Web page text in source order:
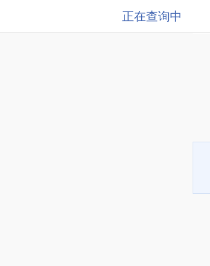
正在查询中